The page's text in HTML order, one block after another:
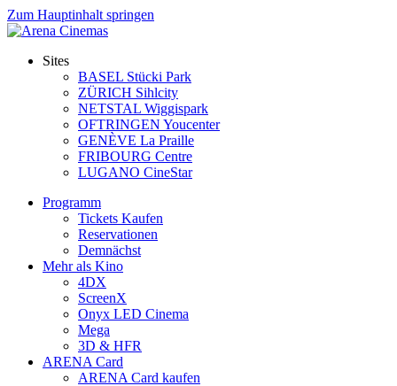
Zum Hauptinhalt springen
Sites
BASEL Stücki Park
ZÜRICH Sihlcity
NETSTAL Wiggispark
OFTRINGEN Youcenter
GENÈVE La Praille
FRIBOURG Centre
LUGANO CineStar
Programm
Tickets Kaufen
Reservationen
Demnächst
Mehr als Kino
4DX
ScreenX
Onyx LED Cinema
Mega
3D & HFR
ARENA Card
ARENA Card kaufen